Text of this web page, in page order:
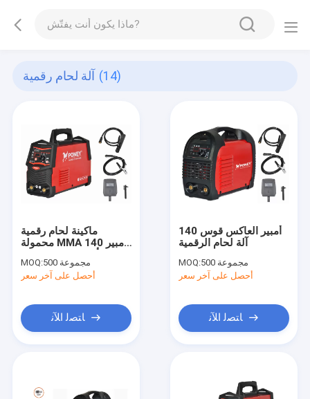
آلة لحام رقمية (14)
ماكينة لحام رقمية
محمولة MMA 140 أمبير
MOQ:
500 مجموعة
أحصل على آخر سعر
ﺎﺘﺼﻟ ﺍﻶﻧ
140 أمبير العاكس قوس
آلة لحام الرقمية
MOQ:
500 مجموعة
أحصل على آخر سعر
ﺎﺘﺼﻟ ﺍﻶﻧ